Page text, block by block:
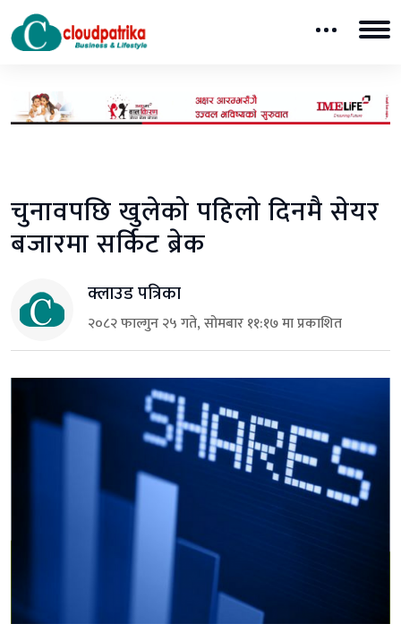
चुनावपछि खुलेको पहिलाे दिनमै सेयर
बजारमा सर्किट ब्रेक
क्लाउड पत्रिका
२०८२ फाल्गुन २५ गते, सोमबार ११:१७ मा प्रकाशित